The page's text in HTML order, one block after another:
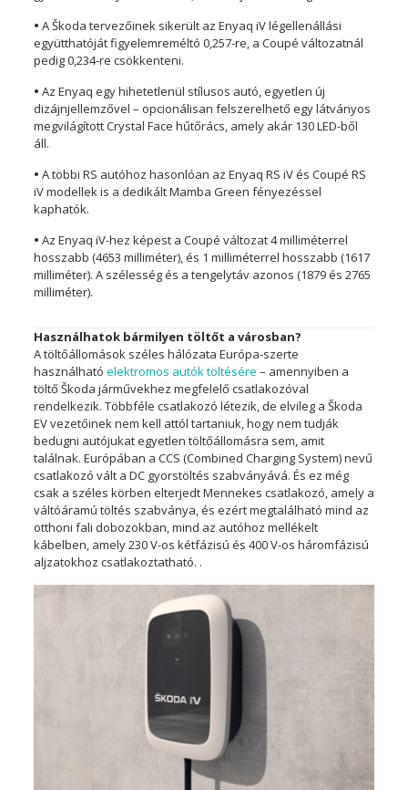
• A Škoda tervezőinek sikerült az Enyaq iV légellenállási
együtthatóját figyelemreméltó 0,257-re, a Coupé változatnál
pedig 0,234-re csökkenteni.
• Az Enyaq egy hihetetlenül stílusos autó, egyetlen új
dizájnjellemzővel – opcionálisan felszerelhető egy látványos
megvilágított Crystal Face hűtőrács, amely akár 130 LED-ből
áll.
• A többi RS autóhoz hasonlóan az Enyaq RS iV és Coupé RS
iV modellek is a dedikált Mamba Green fényezéssel
kaphatók.
• Az Enyaq iV-hez képest a Coupé változat 4 milliméterrel
hosszabb (4653 milliméter), és 1 milliméterrel hosszabb (1617
milliméter). A szélesség és a tengelytáv azonos (1879 és 2765
milliméter).
Használhatok bármilyen töltőt a városban?
A töltőállomások széles hálózata Európa-szerte
használható elektromos autók töltésére – amennyiben a
töltő Škoda járművekhez megfelelő csatlakozóval
rendelkezik. Többféle csatlakozó létezik, de elvileg a Škoda
EV vezetőinek nem kell attól tartaniuk, hogy nem tudják
bedugni autójukat egyetlen töltőállomásra sem, amit
találnak. Európában a CCS (Combined Charging System) nevű
csatlakozó vált a DC gyorstöltés szabványává. És ez még
csak a széles körben elterjedt Mennekes csatlakozó, amely a
váltóáramú töltés szabványa, és ezért megtalálható mind az
otthoni fali dobozokban, mind az autóhoz mellékelt
kábelben, amely 230 V-os kétfázisú és 400 V-os háromfázisú
aljzatokhoz csatlakoztatható. .